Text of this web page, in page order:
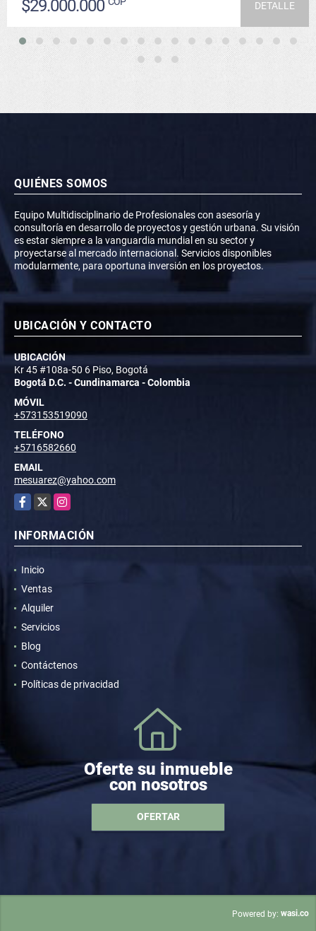
$29.000.000 DETALLE
QUIÉNES SOMOS
Equipo Multidisciplinario de Profesionales con asesoría y
consultoría en desarrollo de proyectos y gestión urbana. Su visión
es estar siempre a la vanguardia mundial en su sector y
proyectarse al mercado internacional. Servicios disponibles
modularmente, para oportuna inversión en los proyectos.
UBICACIÓN Y CONTACTO
UBICACIÓN
Kr 45 #108a-50 6 Piso, Bogotá
Bogotá D.C. - Cundinamarca - Colombia
MÓVIL
+573153519090
TELÉFONO
+5716582660
EMAIL
mesuarez@yahoo.com
Facebook
X Instagram
INFORMACIÓN
Inicio
Ventas
Alquiler
Servicios
Blog
Contáctenos
Políticas de privacidad
Oferte su inmueble
con nosotros
OFERTAR
Powered by: wasi.co